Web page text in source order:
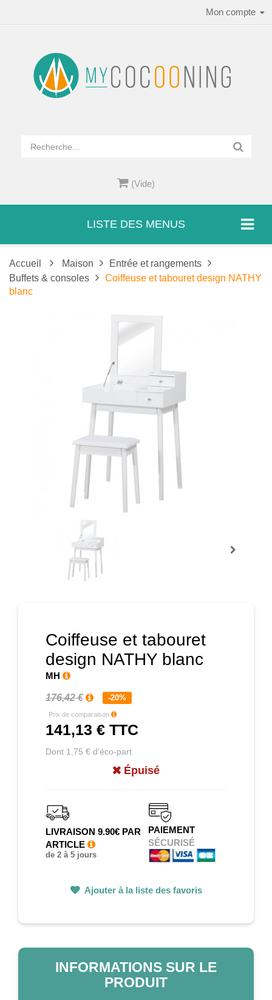
Mon compte
(Vide)
LISTE DES MENUS
Accueil Maison
Entrée et rangements
Buffets & consoles
Coiffeuse et tabouret design NATHY
blanc
Coiffeuse et tabouret
design NATHY blanc
MH
176,42 € -20%
Prix de comparaison
141,13 € TTC
Dont 1,75 € d'éco-part
Épuisé
LIVRAISON 9.90€ PAR
ARTICLE
de 2 à 5 jours
PAIEMENT
SÉCURISÉ
Ajouter à la liste des favoris
INFORMATIONS SUR LE
PRODUIT